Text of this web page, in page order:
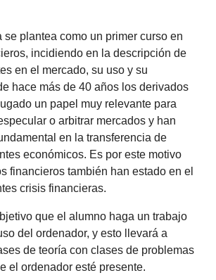
se plantea como un primer curso en
incidiendo en la descripción de
en el mercado, su uso y su
hace más de 40 años los derivados
un papel muy relevante para
o arbitrar mercados y han
en la transferencia de
económicos. Es por este motivo
financieros también han estado en el
crisis financieras.
que el alumno haga un trabajo
del ordenador, y esto llevará a
de teoría con clases de problemas
el ordenador esté presente.